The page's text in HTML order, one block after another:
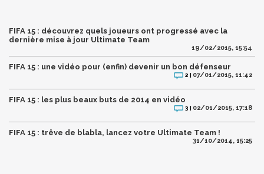
FIFA 15 : découvrez quels joueurs ont progressé avec la
dernière mise à jour Ultimate Team
19/02/2015, 15:54
FIFA 15 : une vidéo pour (enfin) devenir un bon défenseur
2 | 07/01/2015, 11:42
FIFA 15 : les plus beaux buts de 2014 en vidéo
3 | 02/01/2015, 17:18
FIFA 15 : trêve de blabla, lancez votre Ultimate Team !
31/10/2014, 15:25